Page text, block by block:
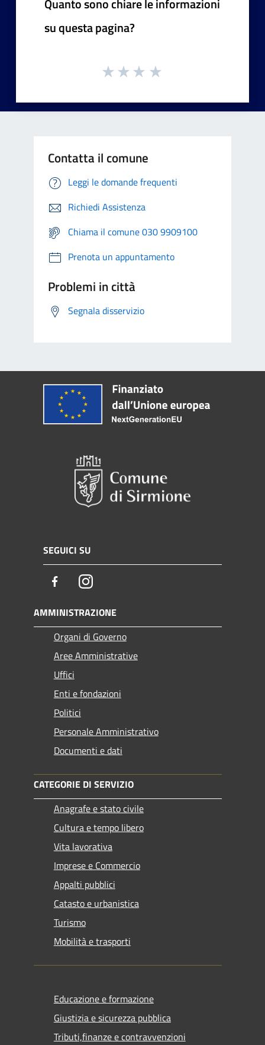
su questa pagina?
Contatta il comune
Leggi le domande frequenti
Richiedi Assistenza
Chiama il comune 030 9909100
Prenota un appuntamento
Problemi in città
Segnala disservizio
SEGUICI SU
FacebookInstagram
AMMINISTRAZIONE
Organi di Governo
Aree Amministrative
Uffici
Enti e fondazioni
Politici
Personale Amministrativo
Documenti e dati
CATEGORIE DI SERVIZIO
Anagrafe e stato civile
Cultura e tempo libero
Vita lavorativa
Imprese e Commercio
Appalti pubblici
Catasto e urbanistica
Turismo
Mobilità e trasporti
Educazione e formazione
Giustizia e sicurezza pubblica
Tributi,finanze e contravvenzioni